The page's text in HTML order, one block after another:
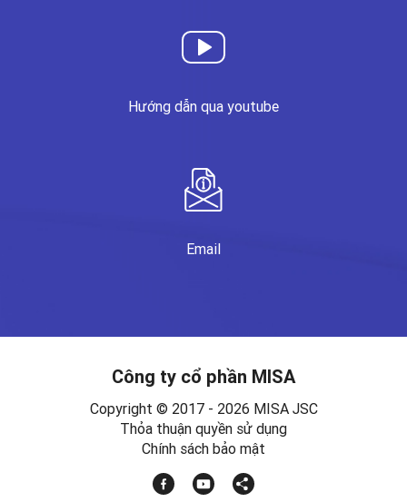
Hướng dẫn qua youtube
Email
Công ty cổ phần MISA
Copyright © 2017 - 2026 MISA JSC
Thỏa thuận quyền sử dụng
Chính sách bảo mật